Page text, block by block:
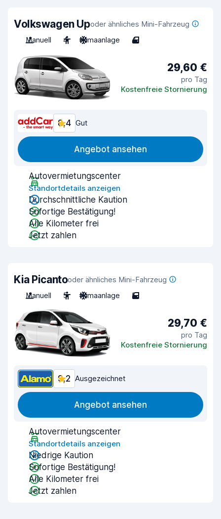
Volkswagen Upoder ähnliches Mini-Fahrzeug
Manuell
4 Klimaanlage 4
29,60 €
pro Tag
Kostenfreie Stornierung
8,4 Gut
Angebot ansehen
Autovermietungscenter
Standortdetails anzeigen
Durchschnittliche Kaution
Sofortige Bestätigung!
Alle Kilometer frei
Jetzt zahlen
Kia Picantooder ähnliches Mini-Fahrzeug
Manuell
5 Klimaanlage 5
29,70 €
pro Tag
Kostenfreie Stornierung
9,2 Ausgezeichnet
Angebot ansehen
Autovermietungscenter
Standortdetails anzeigen
Niedrige Kaution
Sofortige Bestätigung!
Alle Kilometer frei
Jetzt zahlen